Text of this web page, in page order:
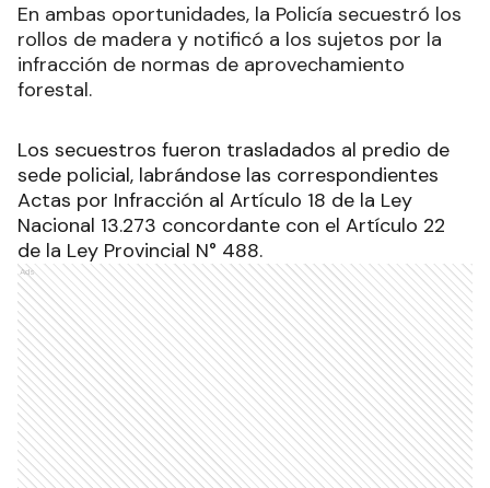
En ambas oportunidades, la Policía secuestró los
rollos de madera y notificó a los sujetos por la
infracción de normas de aprovechamiento
forestal.
Los secuestros fueron trasladados al predio de
sede policial, labrándose las correspondientes
Actas por Infracción al Artículo 18 de la Ley
Nacional 13.273 concordante con el Artículo 22
de la Ley Provincial N° 488.
Ads